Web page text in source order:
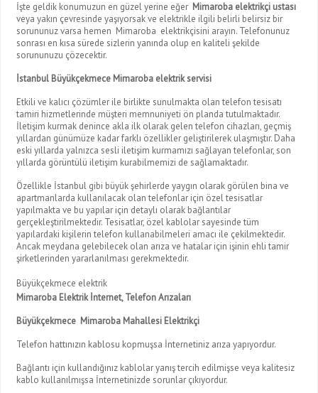
İşte geldik konumuzun en güzel yerine eğer Mimaroba elektrikçi ustası
veya yakın çevresinde yaşıyorsak ve elektrikle ilgili belirli belirsiz bir
sorununuz varsa hemen Mimaroba elektrikçisini arayın. Telefonunuz
sonrası en kısa sürede sizlerin yanında olup en kaliteli şekilde
sorununuzu çözecektir.
İstanbul Büyükçekmece Mimaroba elektrik servisi
Etkili ve kalıcı çözümler ile birlikte sunulmakta olan telefon tesisatı
tamiri hizmetlerinde müşteri memnuniyeti ön planda tutulmaktadır.
İletişim kurmak denince akla ilk olarak gelen telefon cihazları, geçmiş
yıllardan günümüze kadar farklı özellikler geliştirilerek ulaşmıştır. Daha
eski yıllarda yalnızca sesli iletişim kurmamızı sağlayan telefonlar, son
yıllarda görüntülü iletişim kurabilmemizi de sağlamaktadır.
Özellikle İstanbul gibi büyük şehirlerde yaygın olarak görülen bina ve
apartmanlarda kullanılacak olan telefonlar için özel tesisatlar
yapılmakta ve bu yapılar için detaylı olarak bağlantılar
gerçekleştirilmektedir. Tesisatlar, özel kablolar sayesinde tüm
yapılardaki kişilerin telefon kullanabilmeleri amacı ile çekilmektedir.
Ancak meydana gelebilecek olan arıza ve hatalar için işinin ehli tamir
şirketlerinden yararlanılması gerekmektedir.
Büyükçekmece elektrik
Mimaroba Elektrik İnternet, Telefon Arızaları
Büyükçekmece Mimaroba Mahallesi Elektrikçi
Telefon hattınızın kablosu kopmuşsa İnternetiniz arıza yapıyordur.
Bağlantı için kullandığınız kablolar yanış tercih edilmişse veya kalitesiz
kablo kullanılmışsa İnternetinizde sorunlar çıkıyordur.